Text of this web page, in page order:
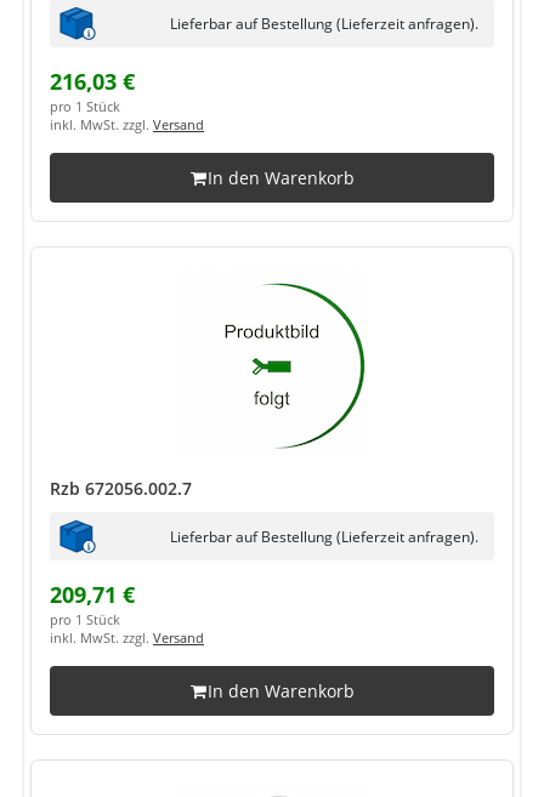
Lieferbar auf Bestellung (Lieferzeit anfragen).
216,03 €
pro 1 Stück
inkl. MwSt. zzgl. Versand
In den Warenkorb
Rzb 672056.002.7
Lieferbar auf Bestellung (Lieferzeit anfragen).
209,71 €
pro 1 Stück
inkl. MwSt. zzgl. Versand
In den Warenkorb